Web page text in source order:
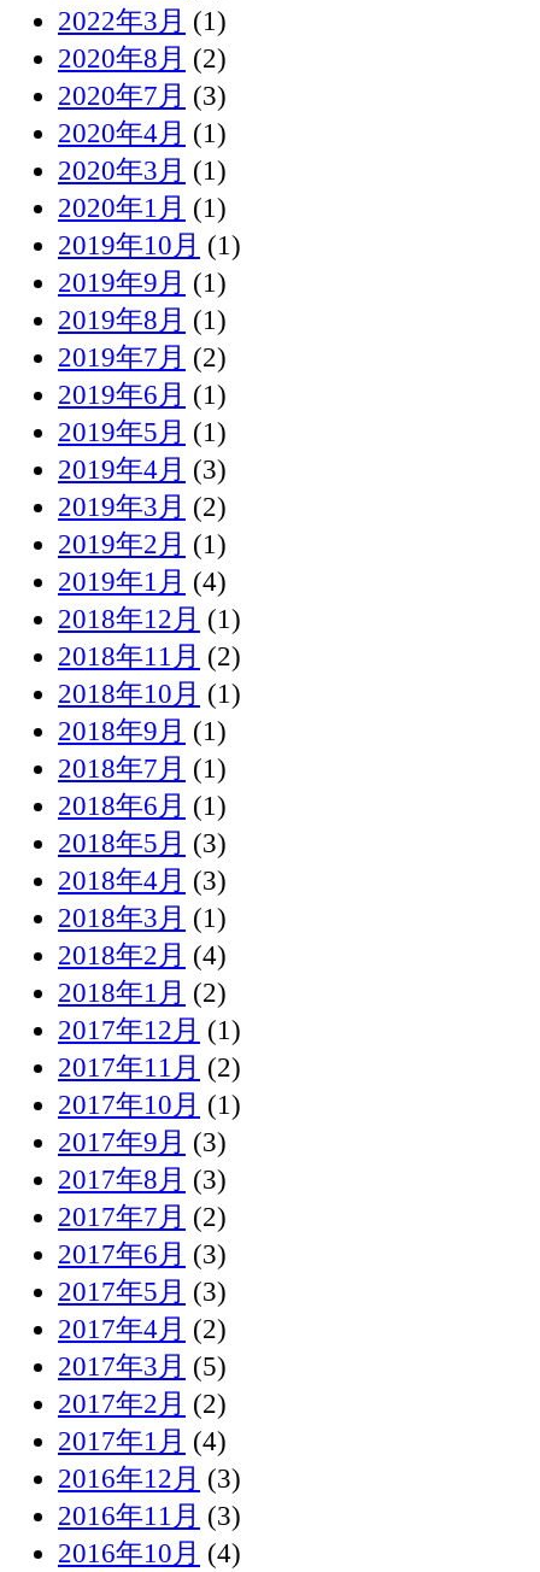
2022年3月 (1)
2020年8月 (2)
2020年7月 (3)
2020年4月 (1)
2020年3月 (1)
2020年1月 (1)
2019年10月 (1)
2019年9月 (1)
2019年8月 (1)
2019年7月 (2)
2019年6月 (1)
2019年5月 (1)
2019年4月 (3)
2019年3月 (2)
2019年2月 (1)
2019年1月 (4)
2018年12月 (1)
2018年11月 (2)
2018年10月 (1)
2018年9月 (1)
2018年7月 (1)
2018年6月 (1)
2018年5月 (3)
2018年4月 (3)
2018年3月 (1)
2018年2月 (4)
2018年1月 (2)
2017年12月 (1)
2017年11月 (2)
2017年10月 (1)
2017年9月 (3)
2017年8月 (3)
2017年7月 (2)
2017年6月 (3)
2017年5月 (3)
2017年4月 (2)
2017年3月 (5)
2017年2月 (2)
2017年1月 (4)
2016年12月 (3)
2016年11月 (3)
2016年10月 (4)